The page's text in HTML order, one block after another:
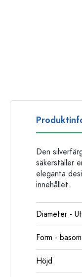
Den
säkerställer
eleganta
innehållet.
Diameter -
Form -
Höjd